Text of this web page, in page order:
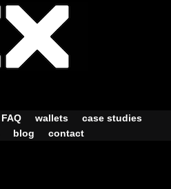
FAQ wallets
case studies
blog contact